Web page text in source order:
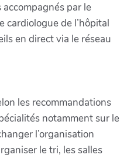
par le
cardiologue de l’hôpital
en direct via le réseau
les recommandations
notamment sur le
l’organisation
le tri, les salles